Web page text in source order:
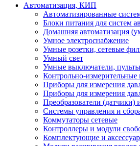
Автоматизация, КИП
Автоматизированные
Блоки питания для систем
Домашняя автоматизация
Умное электроснабжение
Умные розетки, сетевые
Умный свет
Умные выключатели, пульты
Контрольно-
Приборы для измерения
Приборы для измерения
Преобразователи
Системы управления и
Коммутаторы сетевые
Контроллеры и модули
Комплектующие и